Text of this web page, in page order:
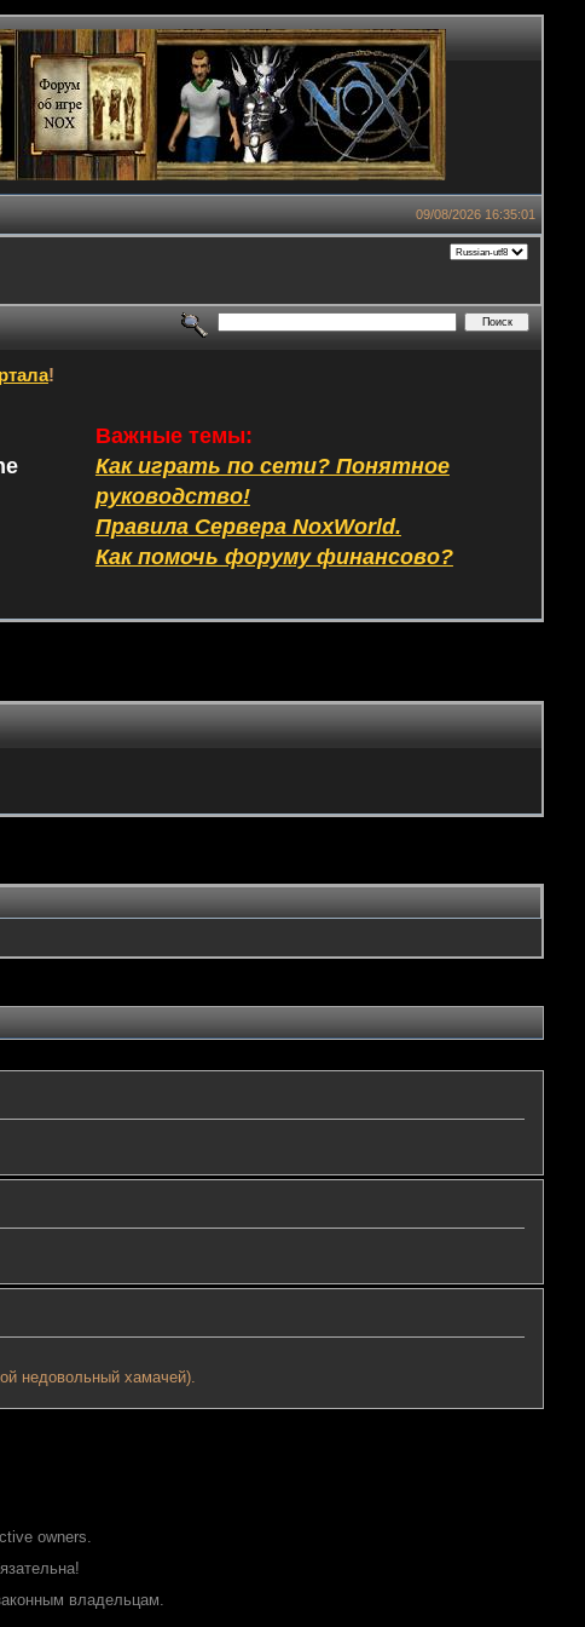
09/08/2026 16:35:01
!
Важные темы:
Как играть по сети? Понятное
руководство!
Правила Сервера NoxWorld.
Как помочь форуму финансово?
недовольный хамачей).
owners.
владельцам.